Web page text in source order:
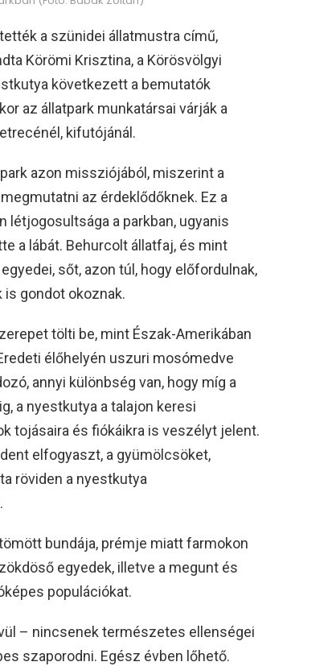
a szünidei állatmustra című,
Körömi Krisztina, a Körösvölgyi
következett a bemutatók
az állatpark munkatársai várják a
kifutójánál.
azon missziójából, miszerint a
az érdeklődőknek. Ez a
létjogosultsága a parkban, ugyanis
a lábát. Behurcolt állatfaj, és mint
sőt, azon túl, hogy előfordulnak,
gondot okoznak.
tölti be, mint Észak-Amerikában
élőhelyén uszuri mosómedve
annyi különbség van, hogy míg a
a nyestkutya a talajon keresi
tojásaira és fiókáikra is veszélyt jelent.
elfogyaszt, a gyümölcsöket,
röviden a nyestkutya
bundája, prémje miatt farmokon
egyedek, illetve a megunt és
populációkat.
– nincsenek természetes ellenségei
szaporodni. Egész évben lőhető.